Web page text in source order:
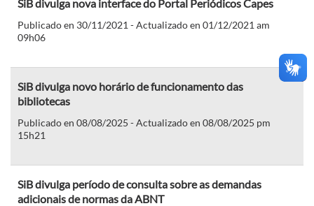
SiB divulga nova interface do Portal Periódicos Capes
Publicado en 30/11/2021 - Actualizado en 01/12/2021 am
09h06
SiB divulga novo horário de funcionamento das
bibliotecas
Publicado en 08/08/2025 - Actualizado en 08/08/2025 pm
15h21
SiB divulga período de consulta sobre as demandas
adicionais de normas da ABNT